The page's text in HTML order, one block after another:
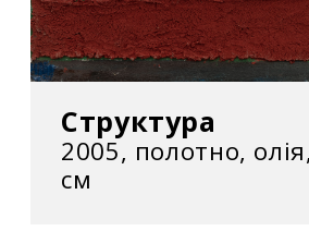
Структура
2005, полотно,
см